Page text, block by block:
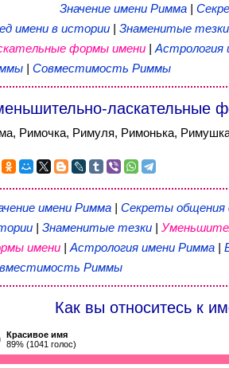
Значение имени Римма|
имени в истории| Знаменитые тезки
формы имени| Астрология
| Совместимость Риммы
ласкательные
Римочка, Римуля, Римонька,
имени Римма| Секреты общения
| Знаменитые тезки|
имени| Астрология имени Римма|
Риммы
Как вы относитесь к
Красивое имя
89% (1041 голос)